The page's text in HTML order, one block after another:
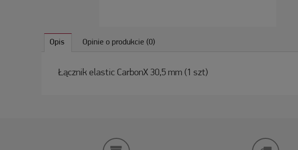
Opis Opinie o produkcie (0)
Łącznik elastic CarbonX 30,5 mm (1 szt)